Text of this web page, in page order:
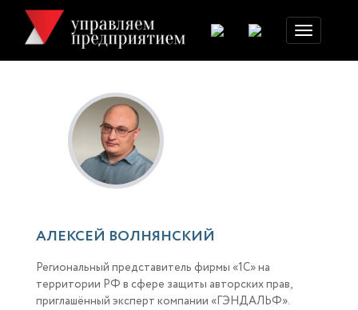
Toggle
navigation
АЛЕКСЕЙ ВОЛНЯНСКИЙ
Региональный представитель фирмы «1С» на
территории РФ в сфере защиты авторских прав,
приглашённый эксперт компании «ГЭНДАЛЬФ».